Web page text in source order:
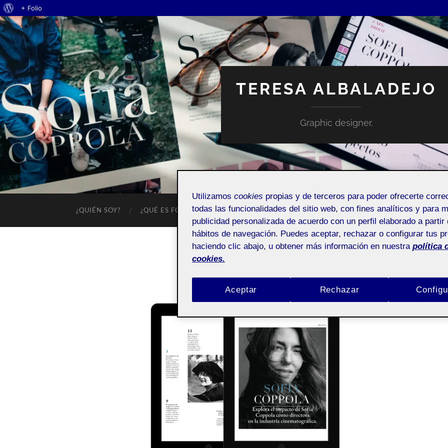
Acerca
de
WordPress
+ Folio
TERESA ALBALADEJO
Graphic designer.
¿QUIÉN SOY? ¿QUÉ ES FOLIO?
Utilizamos cookies propias y de terceros para poder ofrecerte
todas las funcionalidades del sitio web, con fines analíticos y para
publicidad personalizada de acuerdo con un perfil elaborado a partir
hábitos de navegación. Puedes aceptar, rechazar o configurar tus
haciendo clic abajo, u obtener más información en nuestra política
cookies.
Rechazar
Aceptar